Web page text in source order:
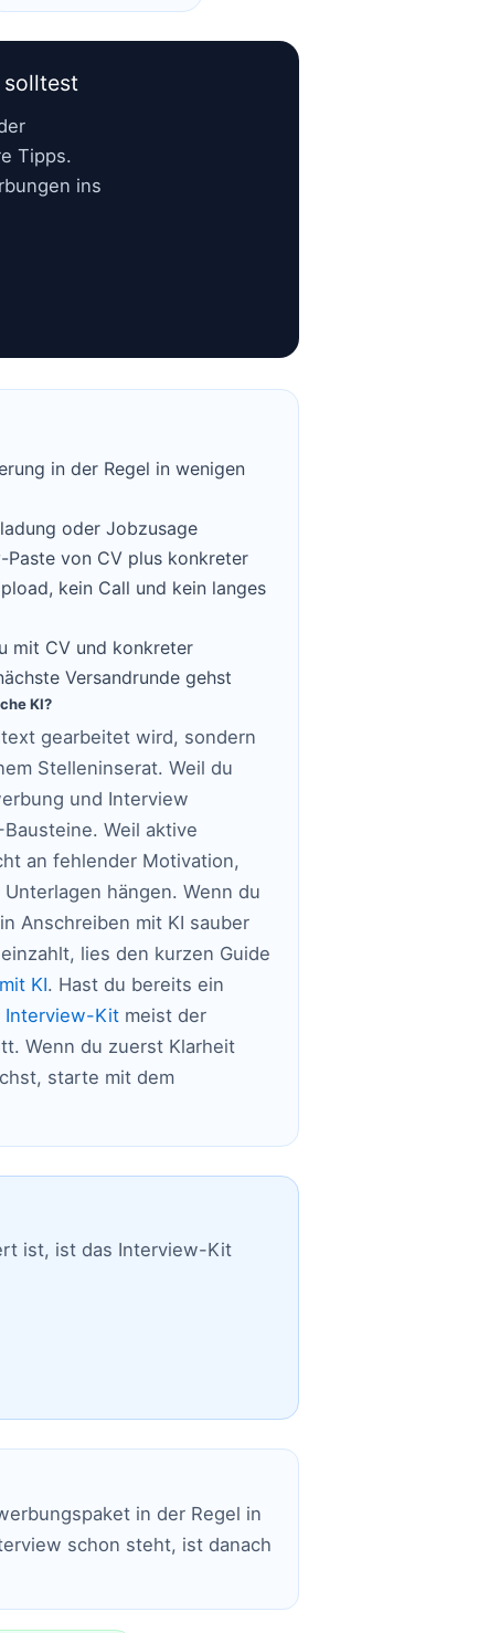
solltest
Tipps.
ins
in der Regel in wenigen
oder Jobzusage
Paste von CV plus konkreter
kein Call und kein langes
mit CV und konkreter
Versandrunde gehst
KI?
gearbeitet wird, sondern
Stelleninserat. Weil du
und Interview
Weil aktive
an fehlender Motivation,
hängen. Wenn du
Anschreiben mit KI sauber
lies den kurzen Guide
KI. Hast du bereits ein
Interview-Kit meist der
Wenn du zuerst Klarheit
starte mit dem
ist, ist das Interview-Kit
in der Regel in
schon steht, ist danach